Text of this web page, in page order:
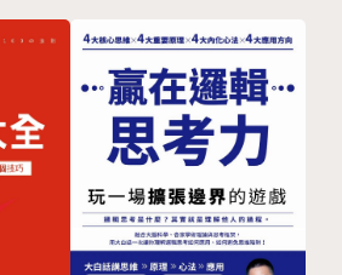
拿各種金主回扣，不利用媒體坑殺